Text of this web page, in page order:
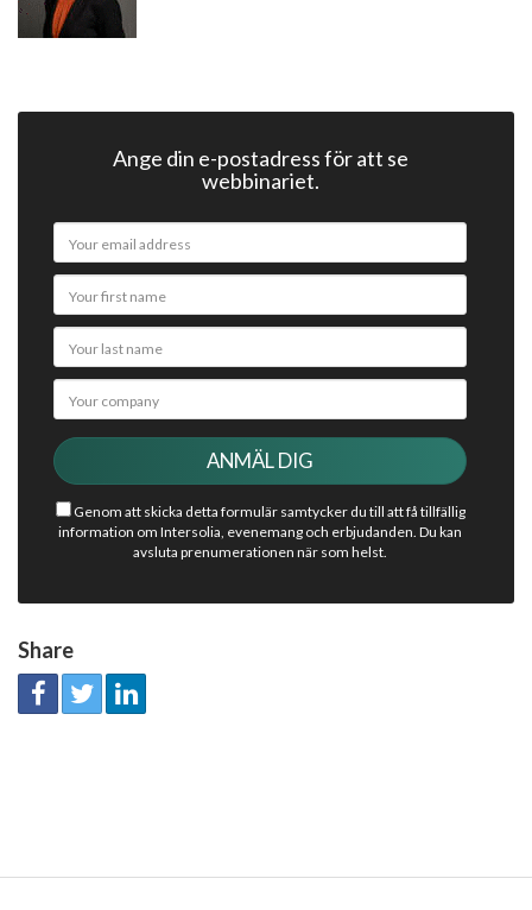
Ange din e-postadress för att se
webbinariet.
Genom att skicka detta formulär samtycker du till att få tillfällig
information om Intersolia, evenemang och erbjudanden. Du kan
avsluta prenumerationen när som helst.
Share